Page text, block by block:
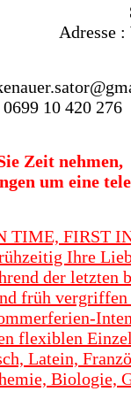
Adresse :
10 420 276
Zeit nehmen,
um eine
TIME, FIRST
Ihre
der letzten
früh
flexiblen
Latein,
Biologie,